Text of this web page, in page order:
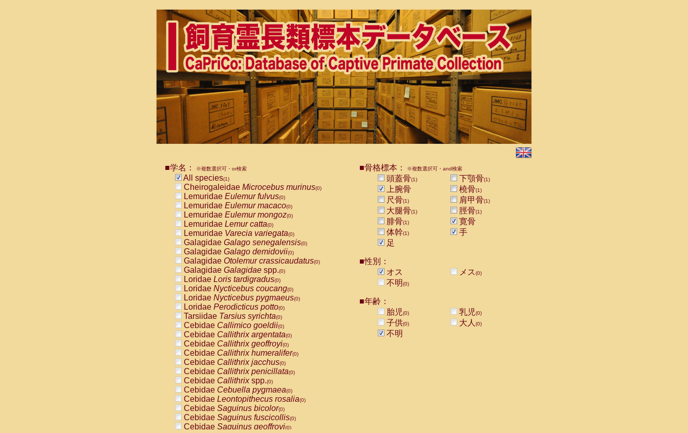
■学名： ※複数選択可・or検索
All species(1)
Cheirogaleidae Microcebus murinus(0)
Lemuridae Eulemur fulvus(0)
Lemuridae Eulemur macaco(0)
Lemuridae Eulemur mongoz(0)
Lemuridae Lemur catta(0)
Lemuridae Varecia variegata(0)
Galagidae Galago senegalensis(0)
Galagidae Galago demidovii(0)
Galagidae Otolemur crassicaudatus(0)
Galagidae Galagidae spp.(0)
Loridae Loris tardigradus(0)
Loridae Nycticebus coucang(0)
Loridae Nycticebus pygmaeus(0)
Loridae Perodicticus potto(0)
Tarsiidae Tarsius syrichta(0)
Cebidae Callimico goeldii(0)
Cebidae Callithrix argentata(0)
Cebidae Callithrix geoffroyi(0)
Cebidae Callithrix humeralifer(0)
Cebidae Callithrix jacchus(0)
Cebidae Callithrix penicillata(0)
Cebidae Callithrixspp.(0)
Cebidae Cebuella pygmaea(0)
Cebidae Leontopithecus rosalia(0)
Cebidae Saguinus bicolor(0)
Cebidae Saguinus fuscicollis(0)
Cebidae Saguinus geoffroyi(0)
■骨格標本： ※複数選択可・and検索
頭蓋骨(1) 下顎骨(1)
上腕骨 橈骨(1)
尺骨(1) 肩甲骨(1)
大腿骨(1) 脛骨(1)
腓骨(1)
寛骨
体幹(1)
手
足
■性別：
オス
メス(0)
不明(0)
■年齢：
胎児(0) 乳児(0)
子供(0) 大人 (0)
不明